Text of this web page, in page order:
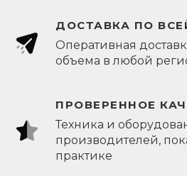
ДОСТАВКА ПО
Оперативная
объема в любой
ПРОВЕРЕННОЕ
Техника и
производителей,
практике